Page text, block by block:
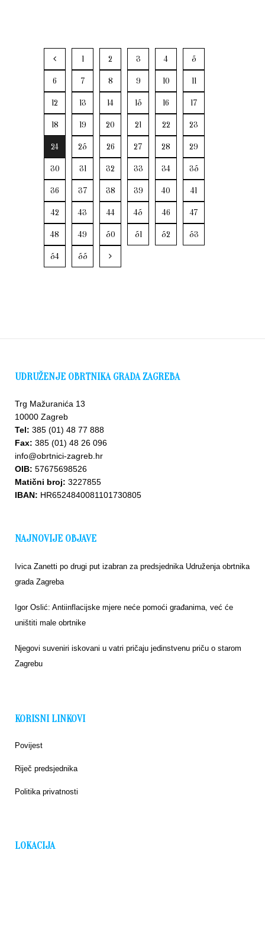
1 2 3 4 5
6 7 8 9 10 11
12 13 14 15 16 17
18 19 20 21 22 23
24 25 26 27 28 29
30 31 32 33 34 35
36 37 38 39 40 41
42 43 44 45 46 47
48 49 50 51 52 53
54 55
UDRUŽENJE OBRTNIKA GRADA ZAGREBA
Trg Mažuranića 13
10000 Zagreb
Tel: 385 (01) 48 77 888
Fax: 385 (01) 48 26 096
info@obrtnici-zagreb.hr
OIB: 57675698526
Matični broj: 3227855
IBAN: HR6524840081101730805
NAJNOVIJE OBJAVE
Ivica Zanetti po drugi put izabran za predsjednika Udruženja obrtnika
grada Zagreba
Igor Oslić: Antiinflacijske mjere neće pomoći građanima, već će
uništiti male obrtnike
Njegovi suveniri iskovani u vatri pričaju jedinstvenu priču o starom
Zagrebu
KORISNI LINKOVI
Povijest
Riječ predsjednika
Politika privatnosti
LOKACIJA